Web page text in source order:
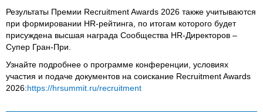
Результаты Премии Recruitment Awards 2026 также учитываются
при формировании HR-рейтинга, по итогам которого будет
присуждена высшая награда Сообщества HR-Директоров –
Супер Гран-При.
Узнайте подробнее о программе конференции, условиях
участия и подаче документов на соискание Recruitment Awards
2026:https://hrsummit.ru/recruitment